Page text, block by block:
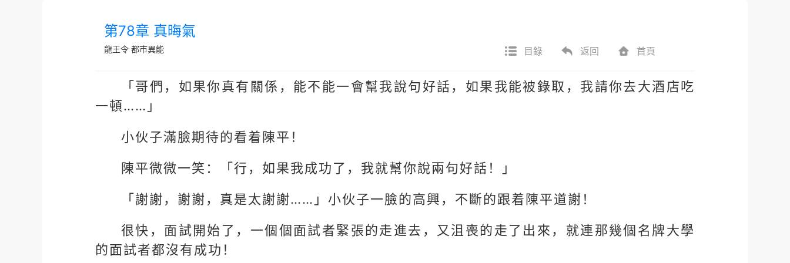
第78章 真晦氣
龍王令 都市異能 目錄 返回 首頁
「哥們，如果你真有關係，能不能一會幫我說句好話，如果我能被錄取，我請你去大酒店吃
一頓……」
小伙子滿臉期待的看着陳平！
陳平微微一笑：「行，如果我成功了，我就幫你說兩句好話！」
「謝謝，謝謝，真是太謝謝……」小伙子一臉的高興，不斷的跟着陳平道謝！
很快，面試開始了，一個個面試者緊張的走進去，又沮喪的走了出來，就連那幾個名牌大學
的面試者都沒有成功！